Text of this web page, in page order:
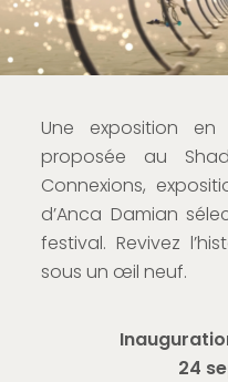
Une exposition en
proposée au
Connexions,
d’Anca Damian
festival. Revivez
sous un œil neuf.
24